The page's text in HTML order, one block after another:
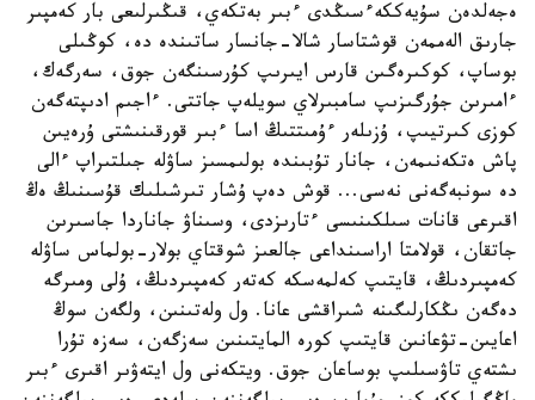
ەجەلدەن سۇيەككەءسىڭدى ءبىر بەتكەي، قىڭىرلىعى بار كەمپىر
جارىق الەممەن قوشتاسار شالا-جانسار ساتىندە دە، كوڭىلى
بوساپ، كوكىرەگىن قارس ايىرىپ كۇرسىنگەن جوق، سەرگەك،
ءامىرىن جۇرگىزىپ سامبىرلاي سويلەپ جاتتى. ءاجىم ادىپتەگەن
كوزى كىرتيىپ، ۇزىلەر ءۇمىتتىڭ اسا ءبىر قورقىنىشتى ۇرەيىن
پاش ەتكەنىمەن، جانار تۇبىندە بولىمسىز ساۋلە جىلتىراپ ءالى
دە سونبەگەنى نەسى... قوش دەپ ۇشار تىرشىلىك قۇسىنىڭ ەڭ
اقىرعى قانات سىلكىنىسى ءتارىزدى، وسىناۋ جاناردا جاسىرىن
جاتقان، قولامتا اراسىنداعى جالعىز شوقتاي بولار-بولماس ساۋلە
كەمپىردىڭ، قايتىپ كەلمەسكە كەتەر كەمپىردىڭ، ۇلى ومىرگە
دەگەن ىڭكارلىگىنە شىراقشى عانا. ول ولەتىنىن، ولگەن سوڭ
اعايىن-تۋعانىن قايتىپ كورە المايتىنىن سەزگەن، سەزە تۇرا
ىشتەي تاۋسىلىپ بوساعان جوق. ويتكەنى ول ايتەۋىر اقىرى ءبىر